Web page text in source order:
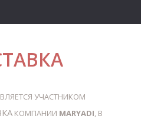
УЧАСТНИКОМ
КОМПАНИИ MARYADI, В